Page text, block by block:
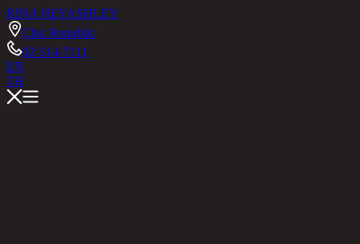
RINA HEYASHLEY
Chic Republic
02-514-7111
EN
TH